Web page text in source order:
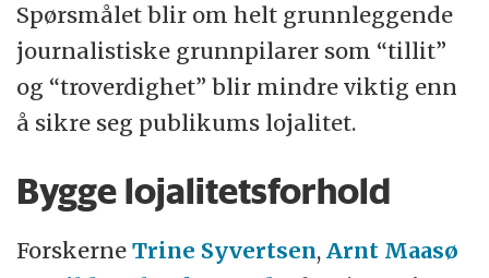
Spørsmålet blir om helt grunnleggende
journalistiske grunnpilarer som “tillit”
og “troverdighet” blir mindre viktig enn
å sikre seg publikums lojalitet.
Bygge lojalitetsforhold
ForskerneTrine Syvertsen,Arnt Maasø